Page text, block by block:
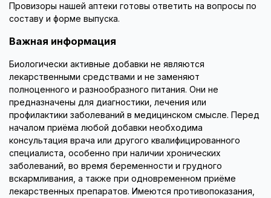
Провизоры нашей аптеки готовы ответить на вопросы по
составу и форме выпуска.
Важная информация
Биологически активные добавки не являются
лекарственными средствами и не заменяют
полноценного и разнообразного питания. Они не
предназначены для диагностики, лечения или
профилактики заболеваний в медицинском смысле. Перед
началом приёма любой добавки необходима
консультация врача или другого квалифицированного
специалиста, особенно при наличии хронических
заболеваний, во время беременности и грудного
вскармливания, а также при одновременном приёме
лекарственных препаратов. Имеются противопоказания,